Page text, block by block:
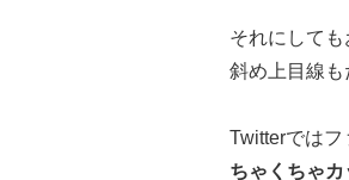
それにして
斜め上目線も
Twitterではフ
ちゃくちゃ